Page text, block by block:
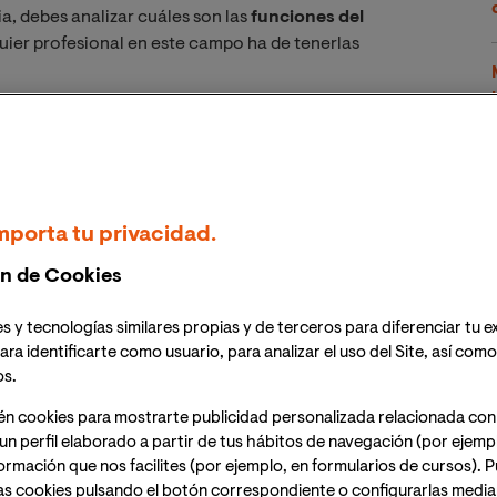
debes analizar cuáles son lasfunciones del
profesional en este campo ha de tenerlas
En primer lugar, intercambiar bienes y servicios
maximizar la satisfacción de las necesidades
iniciativas, estrategias y actuaciones
que permite establecer y alcanzar los objetivos
en torno a una sucesión de objetivos operacionales
bien, solo cuando cuentas con una estrategia
de tu empresa, tu organización o tu marca
funciones delmarketingcapitales, aquellas quedan
tu privacidad.
de Cookies
y tecnologías similares propias y de terceros para diferenciar tu
identificarte como usuario, para analizar el uso del Site, así
cookies para mostrarte publicidad personalizada relacionada
perfil elaborado a partir de tus hábitos de navegación (por
que nos facilites (por ejemplo, en formularios de cursos).
cookies pulsando el botón correspondiente o configurarlas